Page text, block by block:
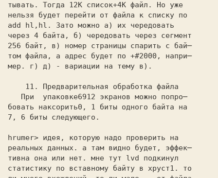
тывать. Тогда 12К список+4К файл. Но уже
нельзя будет перейти от файла к списку по
add hl,hl. Зато можно а) их чередовать
через 4 байта, б) чередовать через сегмент
256 байт, в) номер страницы спарить с бай─
том файла, а адрес будет по +#2000, напри─
мер. г) д) - вариации на тему в).
   При  упаковке
бовать наксорить
7, 6 биты следующего.
hrumer> идея, которую надо проверить на
реальных данных. а там видно будет, эффек─
тивна она или нет. мне тут lvd подкинул
статистику по вставному байту в хруст1. то